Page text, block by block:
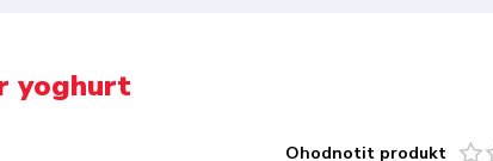
yoghurt
Ohodnotit produkt